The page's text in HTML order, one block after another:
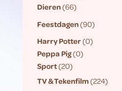
Dieren(66)
Feestdagen(90)
Harry Potter(0)
Peppa Pig(0)
Sport(20)
TV & Tekenfilm(224)